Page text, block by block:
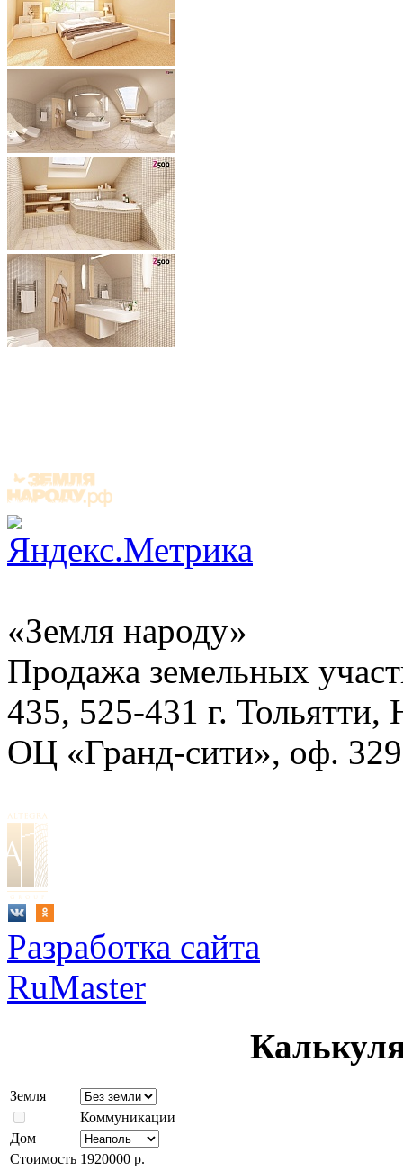
«Земля народу»
Продажа земельных
435, 525-431 г.
ОЦ «Гранд-сити», оф.
Разработка сайта
RuMaster
Земля
Коммуникации
Дом
Стоимость 1920000 р.